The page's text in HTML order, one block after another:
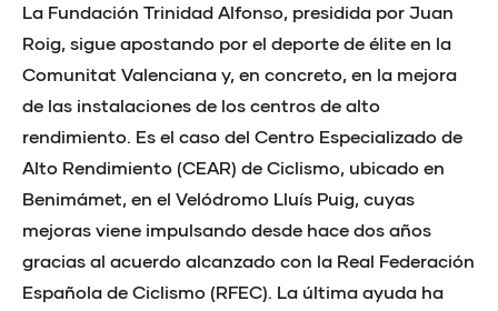
La Fundación Trinidad Alfonso, presidida por Juan
Roig, sigue apostando por el deporte de élite en la
Comunitat Valenciana y, en concreto, en la mejora
de las instalaciones de los centros de alto
rendimiento. Es el caso del Centro Especializado de
Alto Rendimiento (CEAR) de Ciclismo, ubicado en
Benimámet, en el Velódromo Lluís Puig, cuyas
mejoras viene impulsando desde hace dos años
gracias al acuerdo alcanzado con la Real Federación
Española de Ciclismo (RFEC). La última ayuda ha